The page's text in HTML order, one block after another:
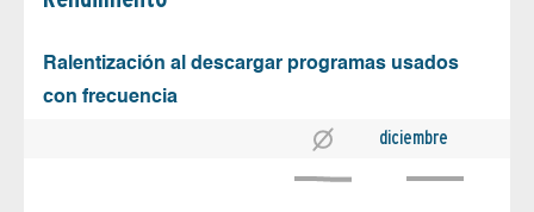
Ralentización al descargar programas usados
con frecuencia
diciembre